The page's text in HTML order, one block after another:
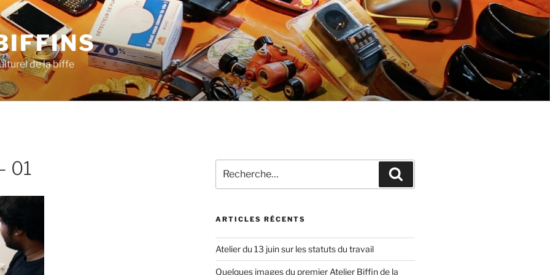
de la biffe
01
pour
:
ARTICLES RÉCENTS
Atelier du 13 juin sur les statuts du travail
Quelques images du premier Atelier Biffin de la